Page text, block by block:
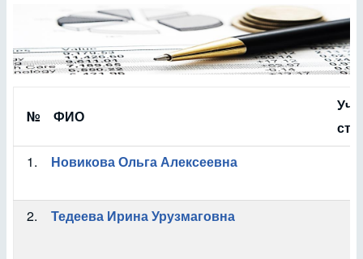
№ ФИО
1.
Новикова Ольга Алексеевна
2. Тедеева Ирина Урузмаговна